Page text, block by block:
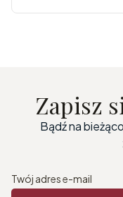
Zapisz
Bądź na
Twój adres e-mail